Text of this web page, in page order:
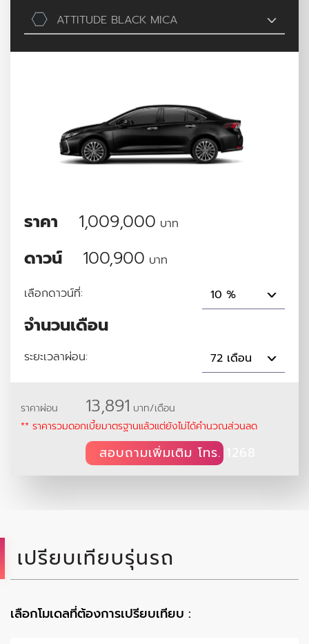
ATTITUDE BLACK MICA
ราคา 1,009,000 บาท
ดาวน์ 100,900 บาท
เลือกดาวน์ที่:
10 %
จำนวนเดือน
ระยะเวลาผ่อน: 72 เดือน
ราคาผ่อน 13,891 บาท/เดือน
** ราคารวมดอกเบี้ยมาตรฐานแล้วแต่ยังไม่ได้คำนวณส่วนลด
สอบถามเพิ่มเติม โทร. 1268
เปรียบเทียบรุ่นรถ
เลือกโมเดลที่ต้องการเปรียบเทียบ :